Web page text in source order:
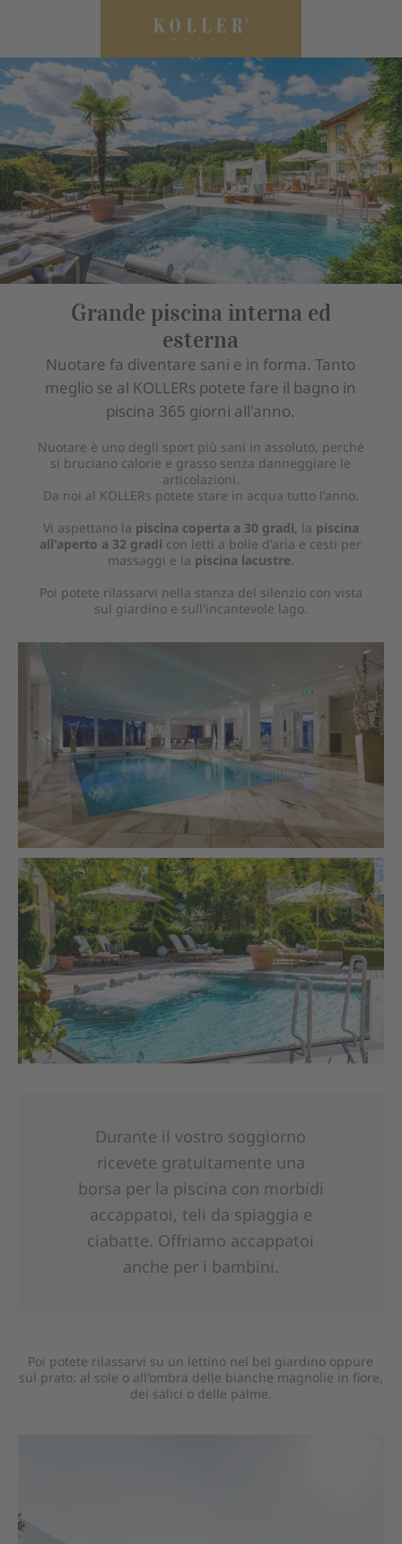
Grande piscina interna ed
esterna
Nuotare fa diventare sani e in forma. Tanto
meglio se al KOLLERs potete fare il bagno in
piscina 365 giorni all'anno.
Nuotare è uno degli sport più sani in assoluto, perché
si bruciano calorie e grasso senza danneggiare le
articolazioni.
Da noi al KOLLERs potete stare in acqua tutto l'anno.
Vi aspettano la piscina coperta a 30 gradi, la piscina
all'aperto a 32 gradi con letti a bolle d'aria e cesti per
massaggi e la piscina lacustre.
Poi potete rilassarvi nella stanza del silenzio con vista
sul giardino e sull'incantevole lago.
Durante il vostro soggiorno
ricevete gratuitamente una
borsa per la piscina con morbidi
accappatoi, teli da spiaggia e
ciabatte. Offriamo accappatoi
anche per i bambini.
Poi potete rilassarvi su un lettino nel bel giardino oppure
sul prato: al sole o all'ombra delle bianche magnolie in fiore,
dei salici o delle palme.